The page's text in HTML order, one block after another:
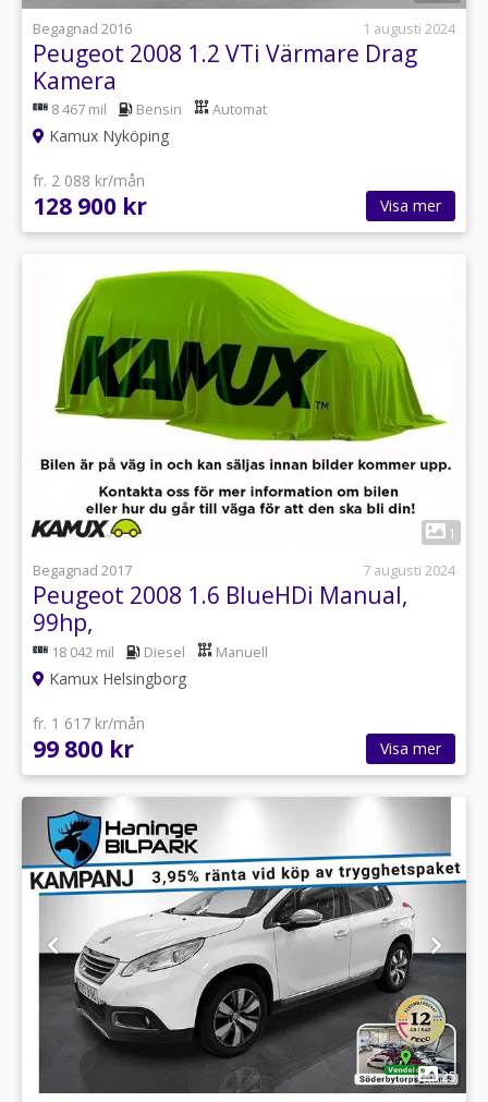
Begagnad 2016
1 augusti 2024
Peugeot 2008 1.2 VTi Värmare Drag
Kamera
8 467 mil Bensin Automat
Kamux Nyköping
fr. 2 088 kr/mån
128 900 kr Visa mer
1
Begagnad 2017
7 augusti 2024
Peugeot 2008 1.6 BlueHDi Manual,
99hp,
18 042 mil Diesel Manuell
Kamux Helsingborg
fr. 1 617 kr/mån
99 800 kr Visa mer
1
25